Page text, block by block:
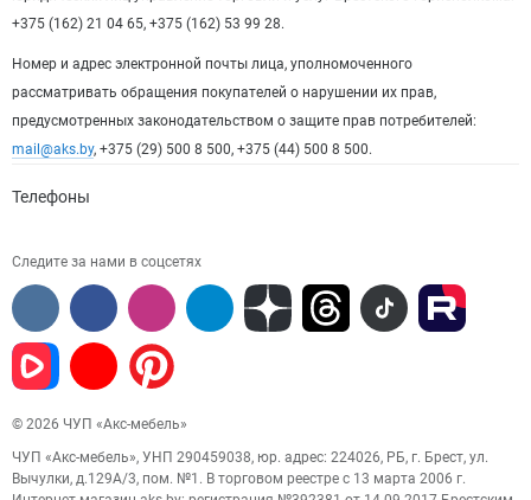
+375 (162) 21 04 65, +375 (162) 53 99 28.
Номер и адрес электронной почты лица, уполномоченного
рассматривать обращения покупателей о нарушении их прав,
предусмотренных законодательством о защите прав потребителей:
mail@aks.by, +375 (29) 500 8 500, +375 (44) 500 8 500.
Телефоны
Следите за нами в соцсетях
© 2026 ЧУП «Акс-мебель»
ЧУП «Акс-мебель», УНП 290459038, юр. адрес: 224026, РБ, г. Брест, ул.
Вычулки, д.129А/3, пом. №1. В торговом реестре с 13 марта 2006 г.